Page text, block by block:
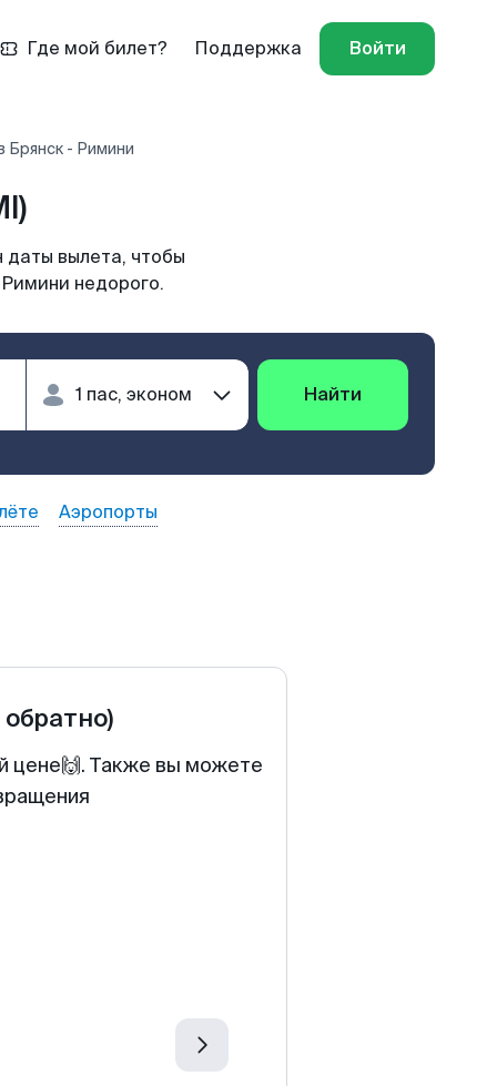
Где мой билет? Поддержка Войти
Брянск - Римини
вылета, чтобы
недорого.
Найти
Аэропорты
цене🙌. Также вы можете